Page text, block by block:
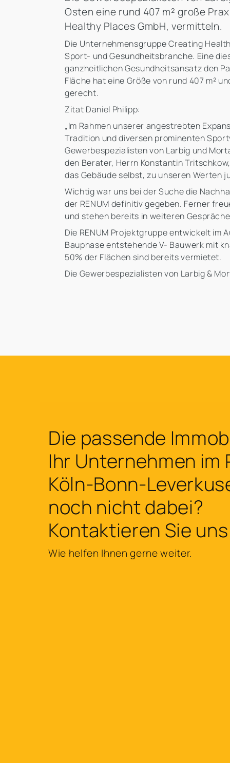
Osten eine rund 407 m² große
Healthy Places GmbH, vermitteln.
Die Unternehmensgruppe Creating
Sport- und Gesundheitsbranche. Eine
ganzheitlichen Gesundheitsansatz den
Fläche hat eine Größe von rund 407 m²
gerecht.
Zitat Daniel Philipp:
„Im Rahmen unserer angestrebten
Tradition und diversen prominenten
Gewerbespezialisten von Larbig und
den Berater, Herrn Konstantin
das Gebäude selbst, zu unseren Werten
Wichtig war uns bei der Suche die
der RENUM definitiv gegeben. Ferner
und stehen bereits in weiteren
Die RENUM Projektgruppe entwickelt im
Bauphase entstehende V- Bauwerk mit
50% der Flächen sind bereits vermietet.
Die Gewerbespezialisten von Larbig &
Die passende
Ihr Unternehmen im
Köln-Bonn-
noch nicht dabei?
Kontaktieren Sie
Wie helfen Ihnen gerne weiter.